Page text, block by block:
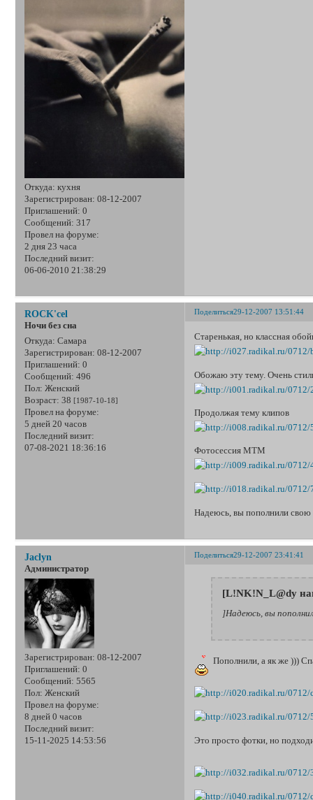
Откуда: кухня
Зарегистрирован: 08-12-2007
Приглашений: 0
Сообщений: 317
Провел на форуме:
2 дня 23 часа
Последний визит:
06-06-2010 21:38:29
Поделиться29-12-2007 13:51:44
ROCK'cel
Ночи без сна
Откуда: Самара
Зарегистрирован: 08-12-2007
Приглашений: 0
Сообщений: 496
Пол: Женский
Возраст: 38 [1987-10-18]
Провел на форуме:
5 дней 20 часов
Последний визит:
07-08-2021 18:36:16
Старенькая, но классная
Обожаю эту тему. Очень
Продолжая тему клипов
Фотосессия MTM
Надеюсь, вы пополнили
Поделиться29-12-2007 23:41:41
Jaclyn
Администратор
Зарегистрирован: 08-12-2007
Приглашений: 0
Сообщений: 5565
Пол: Женский
Провел на форуме:
8 дней 0 часов
Последний визит:
15-11-2025 14:53:56
[L!NK!N_L@dy
]Надеюсь, вы
Пополнили, а як же )))
Это просто фотки, но